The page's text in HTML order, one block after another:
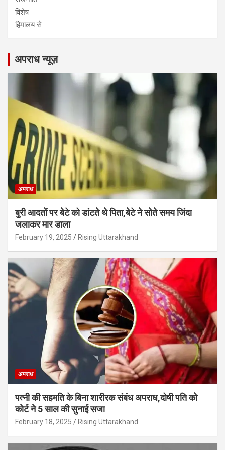
विशेष
हिमालय से
अपराध न्यूज़
अपराध
बुरी आदतों पर बेटे को डांटते थे पिता,बेटे ने सोते समय जिंदा
जलाकर मार डाला
February 19, 2025 Rising Uttarakhand
अपराध
पत्नी की सहमति के बिना शारीरक संबंध अपराध,दोषी पति को
कोर्ट ने 5 साल की सुनाई सजा
February 18, 2025 Rising Uttarakhand